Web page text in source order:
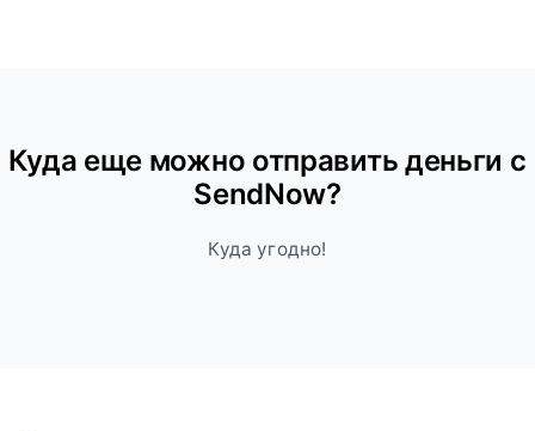
Куда ещe можно отправить деньги с
SendNow?
Куда угодно!